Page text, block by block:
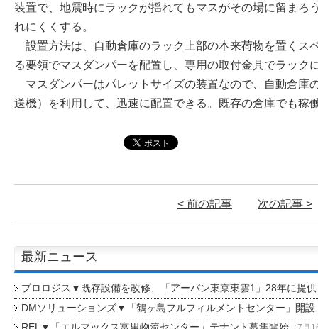
装置で、地震時にラックが揺れてもマスがその場に留まろ
れにくくする。
設置方法は、自動倉庫のラック上部の本来荷物を置くス
る要領でマスダンパーを配置し、専用の取付金具でラック
マスダンパーはパレットサイズの装置なので、自動倉庫
送機）を利用して、迅速に配置できる。既存の倉庫でも稼
< 前の記事 次の記事 >
最新ニュース
プロロジス▼既存設備を改修、「アーバン東京東雲1」28年に提供
DMソリューションズ▼「鶴ヶ島フルフィルメントセンター」開設